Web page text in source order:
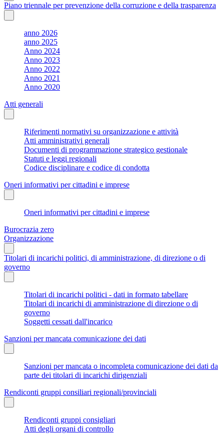
Piano triennale per prevenzione della corruzione e della trasparenza
anno 2026
anno 2025
Anno 2024
Anno 2023
Anno 2022
Anno 2021
Anno 2020
Atti generali
Riferimenti normativi su organizzazione e attività
Atti amministrativi generali
Documenti di programmazione strategico gestionale
Statuti e leggi regionali
Codice disciplinare e codice di condotta
Oneri informativi per cittadini e imprese
Oneri informativi per cittadini e imprese
Burocrazia zero
Organizzazione
Titolari di incarichi politici, di amministrazione, di direzione o di
governo
Titolari di incarichi politici - dati in formato tabellare
Titolari di incarichi di amministrazione di direzione o di
governo
Soggetti cessati dall'incarico
Sanzioni per mancata comunicazione dei dati
Sanzioni per mancata o incompleta comunicazione dei dati da
parte dei titolari di incarichi dirigenziali
Rendiconti gruppi consiliari regionali/provinciali
Rendiconti gruppi consigliari
Atti degli organi di controllo